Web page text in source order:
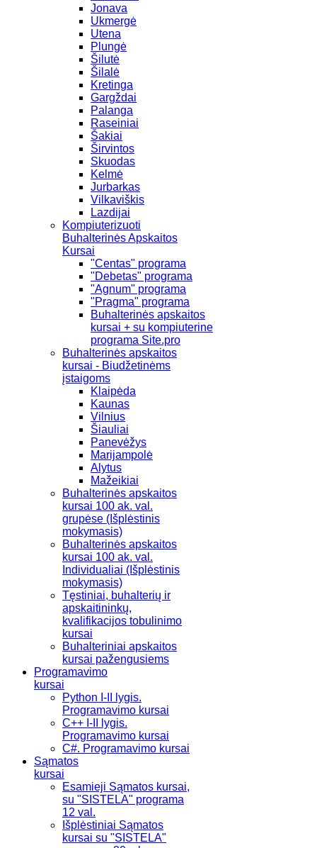
Jonava
Ukmergė
Utena
Plungė
Šilutė
Šilalė
Kretinga
Gargždai
Palanga
Raseiniai
Šakiai
Širvintos
Skuodas
Kelmė
Jurbarkas
Vilkaviškis
Lazdijai
Kompiuterizuoti
Buhalterinės Apskaitos
Kursai
"Centas" programa
"Debetas" programa
"Agnum" programa
"Pragma" programa
Buhalterinės apskaitos
kursai + su kompiuterine
programa Site.pro
Buhalterinės apskaitos
kursai - Biudžetinėms
įstaigoms
Klaipėda
Kaunas
Vilnius
Šiauliai
Panevėžys
Marijampolė
Alytus
Mažeikiai
Buhalterinės apskaitos
kursai 100 ak. val.
grupėse (Išplėstinis
mokymasis)
Buhalterinės apskaitos
kursai 100 ak. val.
Individualiai (Išplėstinis
mokymasis)
Tęstiniai, buhalterių ir
apskaitininkų,
kvalifikacijos tobulinimo
kursai
Buhalteriniai apskaitos
kursai pažengusiems
Programavimo
kursai
Python I-II lygis.
Programavimo kursai
C++ I-II lygis.
Programavimo kursai
C#. Programavimo kursai
Sąmatos
kursai
Esamieji Sąmatos kursai,
su "SISTELA" programa
12 val.
Išplėstiniai Sąmatos
kursai su "SISTELA"